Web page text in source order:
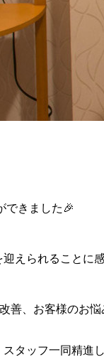
できました🎉
えられることに
善、お客様のお
タッフ一同精進